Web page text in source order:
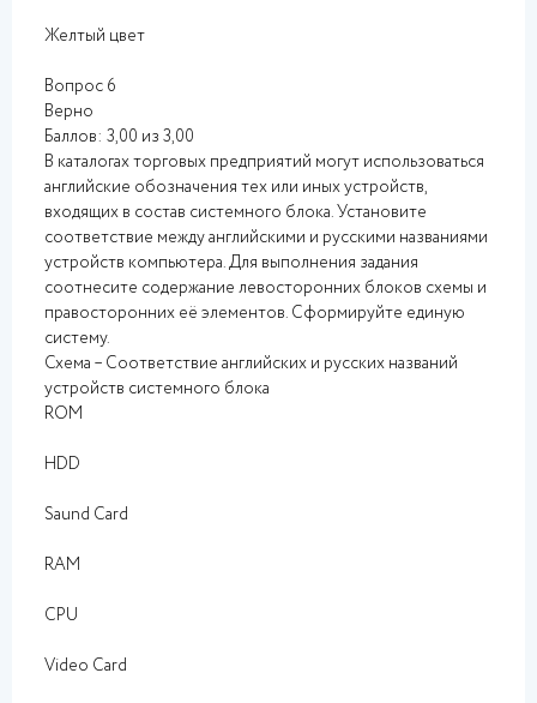
Желтый цвет
Вопрос 6
Верно
Баллов: 3,00 из 3,00
В каталогах торговых предприятий могут использоваться
английские обозначения тех или иных устройств,
входящих в состав системного блока. Установите
соответствие между английскими и русскими названиями
устройств компьютера. Для выполнения задания
соотнесите содержание левосторонних блоков схемы и
правосторонних её элементов. Сформируйте единую
систему.
Схема – Соответствие английских и русских названий
устройств системного блока
ROM
HDD
Saund Card
RAM
CPU
Video Card